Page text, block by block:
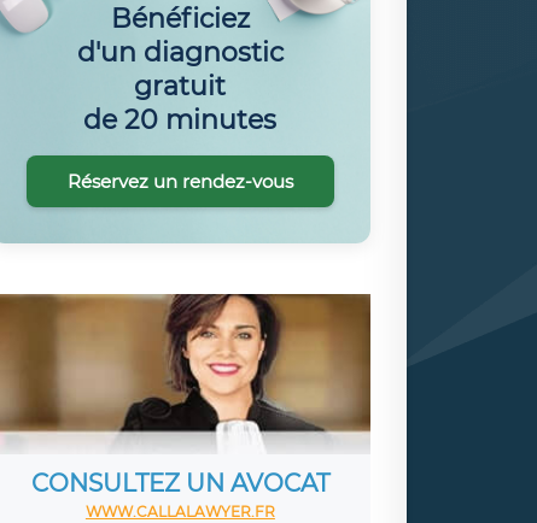
Bénéficiez
d'un diagnostic
gratuit
de 20 minutes
Réservez un rendez-vous
CONSULTEZ UN AVOCAT
WWW.CALLALAWYER.FR